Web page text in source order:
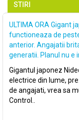
STIRI
ULTIMA ORA Gigant
functioneaza de
anterior. Angajatii
generatii. Planul nu e
Gigantul japonez
electrice din lume,
de angajati, vrea sa
Control..